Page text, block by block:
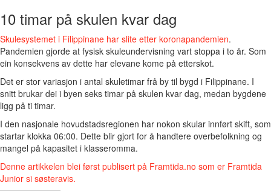
10 timar på skulen kvar dag
Skulesystemet i Filippinane har slite etter koronapandemien.
Pandemien gjorde at fysisk skuleundervisning vart stoppa i to år. Som
ein konsekvens av dette har elevane kome på etterskot.
Det er stor variasjon i antal skuletimar frå by til bygd i Filippinane. I
snitt brukar dei i byen seks timar på skulen kvar dag, medan bygdene
ligg på ti timar.
I den nasjonale hovudstadsregionen har nokon skular innført skift, som
startar klokka 06:00. Dette blir gjort for å handtere overbefolkning og
mangel på kapasitet i klasseromma.
Denne artikkelen blei først publisert på Framtida.no som er Framtida
Junior si søsteravis.